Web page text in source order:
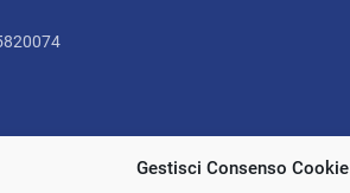
Gestisci Consenso Cookie